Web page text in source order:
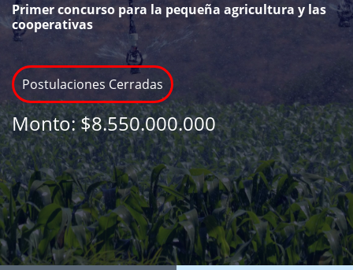
Primer concurso para la pequeña agricultura y las
cooperativas
Postulaciones Cerradas
Monto:$8.550.000.000